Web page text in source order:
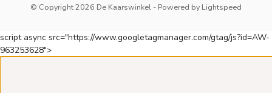
© Copyright 2026 De Kaarswinkel - Powered by Lightspeed
script async src="https://www.googletagmanager.com/gtag/js?id=AW-
963253628">